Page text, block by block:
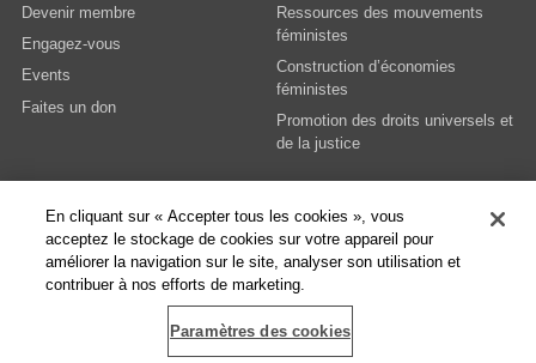
Devenir membre
Engagez-vous
Events
Faites un don
Ressources des mouvements
féministes
Construction d’économies
féministes
Promotion des droits universels et
de la justice
© Copyright AWID 2026. All rights reserved.Terms & Conditions
En cliquant sur « Accepter tous les cookies », vous
acceptez le stockage de cookies sur votre appareil pour
améliorer la navigation sur le site, analyser son utilisation et
contribuer à nos efforts de marketing.
Paramètres des cookies